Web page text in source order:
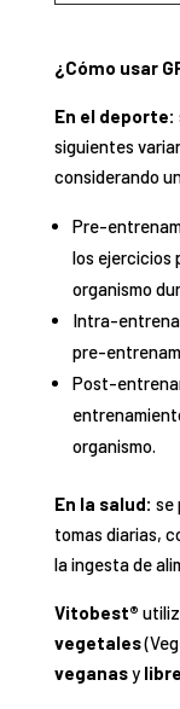
¿Cómo usar
En el deporte:
siguientes
considerando
Pre-
los ejercicios
organismo
Intra-
pre-
Post-
organismo.
En la salud: se
tomas diarias,
la ingesta de
Vitobest®
vegetales
veganasy